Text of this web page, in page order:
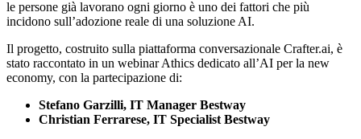
le persone già lavorano ogni giorno è uno dei fattori che più
incidono sull’adozione reale di una soluzione AI.
Il progetto, costruito sulla piattaforma conversazionale Crafter.ai, è
stato raccontato in un webinar Athics dedicato all’AI per la new
economy, con la partecipazione di:
Stefano Garzilli, IT Manager Bestway
Christian Ferrarese, IT Specialist Bestway